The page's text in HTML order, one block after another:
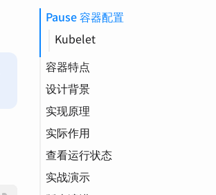
Pause 容器配置
Kubelet
容器特点
设计背景
Namespace（命名空
间）
实现原理
网络共享机制
关键特性
实际作用
IPC（进程间通信）
PID（进程 ID）
查看运行状态
实战演示